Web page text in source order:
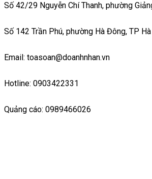
Số 42/29 Nguyễn Chí Thanh, phường
Số 142 Trần Phú, phường Hà Đông, TP
Email: toasoan@doanhnhan.vn
Hotline: 0903422331
Quảng cáo: 0989466026